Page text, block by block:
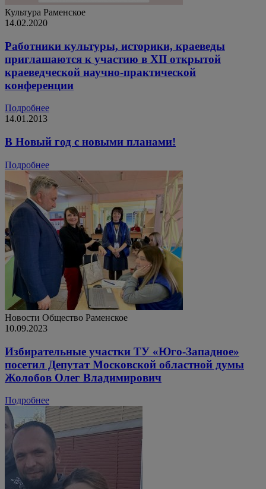
Культура Раменское
14.02.2020
Работники культуры, историки, краеведы
приглашаются к участию в XII открытой
краеведческой научно-практической
конференции
Подробнее
14.01.2013
В Новый год с новыми планами!
Подробнее
Новости Общество Раменское
10.09.2023
Избирательные участки ТУ «Юго-Западное»
посетил Депутат Московской областной думы
Жолобов Олег Владимирович
Подробнее